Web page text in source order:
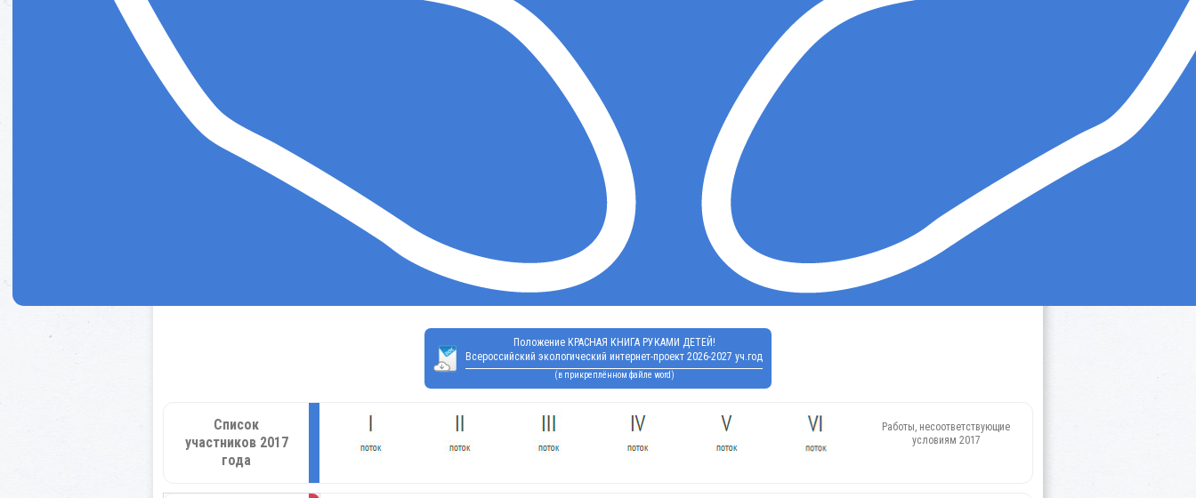
Положение КРАСНАЯ КНИГА РУКАМИ ДЕТЕЙ!
Всероссийский экологический интернет-проект 2026-2027 уч.год
(в прикреплённом файле word)
Список
участников 2017
года
Работы, несоответствующие
условиям 2017